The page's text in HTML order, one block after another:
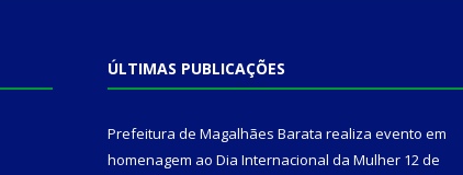
ÚLTIMAS PUBLICAÇÕES
Prefeitura de Magalhães Barata realiza evento em
homenagem ao Dia Internacional da Mulher 12 de